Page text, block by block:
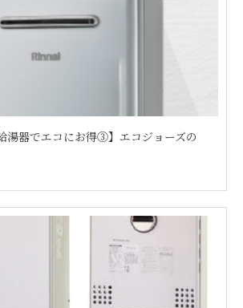
湯器でエコにお得③】エコジョーズの